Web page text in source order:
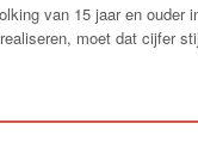
van 15 jaar en
moet dat cijfer